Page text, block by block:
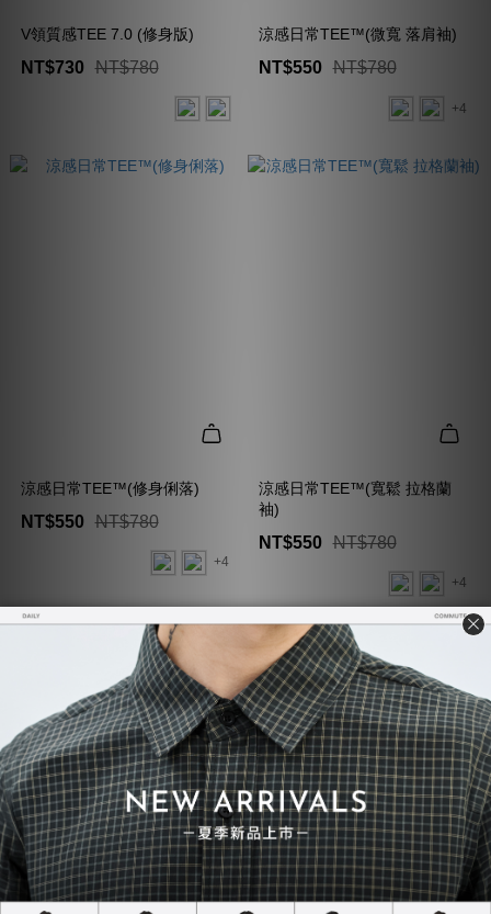
V領質感TEE 7.0 (修身版)
NT$730 NT$780
涼感日常TEE™(微寬 落肩袖)
NT$550 NT$780
+4
涼感日常TEE™(修身俐落)
NT$550 NT$780
+4
涼感日常TEE™(寬鬆 拉格蘭
袖)
NT$550 NT$780
+4